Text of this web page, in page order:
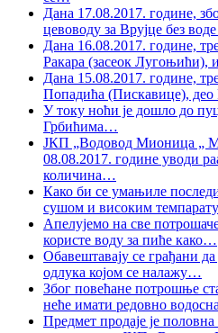
Дана 17.08.2017. године,
цевоводу за Врујце без
Дана 16.08.2017. године,
Ракара (засеок Лугоњићи), и
Дана 15.08.2017. године,
Попадића (Пискавице), део
У току ноћи је дошло до
Грбићима…
ЈКП „Водовод Мионица „
08.08.2017. године уводи
количина…
Како би се умањиле
сушом и високим
Апелујемо на све
користе воду за пиће како…
Обавештавају се грађани
одлука којом се налажу…
Због повећане потрошње
неће имати редовно
Предмет продаје је